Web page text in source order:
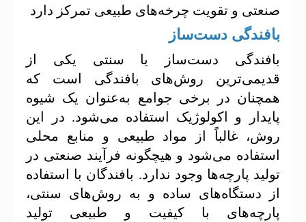
صنعتی و تقویت چرخه‌های طبیعی تمرکز دارد
بافندگی دست‌ساز
بافندگی دست‌ساز یا سنتی یکی از
قدیمی‌ترین روش‌های بافندگی است که
همچنان در برخی جوامع به‌عنوان یک شیوه
پایدار و اکولوژیک استفاده می‌شود. در این
روش، غالباً از مواد طبیعی و منابع محلی
استفاده می‌شود و هیچگونه فرآیند صنعتی در
تولید پارچه‌ها وجود ندارد. بافندگان با استفاده
از دستگاه‌های ساده و به روش‌های سنتی،
پارچه‌های با کیفیت و طبیعی تولید